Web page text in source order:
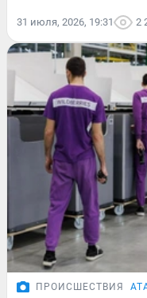
31 июля, 2026, 19:31 2
ПРОИСШЕСТВИЯ